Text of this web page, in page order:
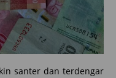
santer dan terdengar